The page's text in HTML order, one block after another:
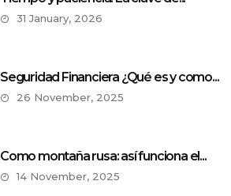
31 January, 2026
Seguridad Financiera ¿Qué es y como...
26 November, 2025
Como montaña rusa: así funciona el...
14 November, 2025